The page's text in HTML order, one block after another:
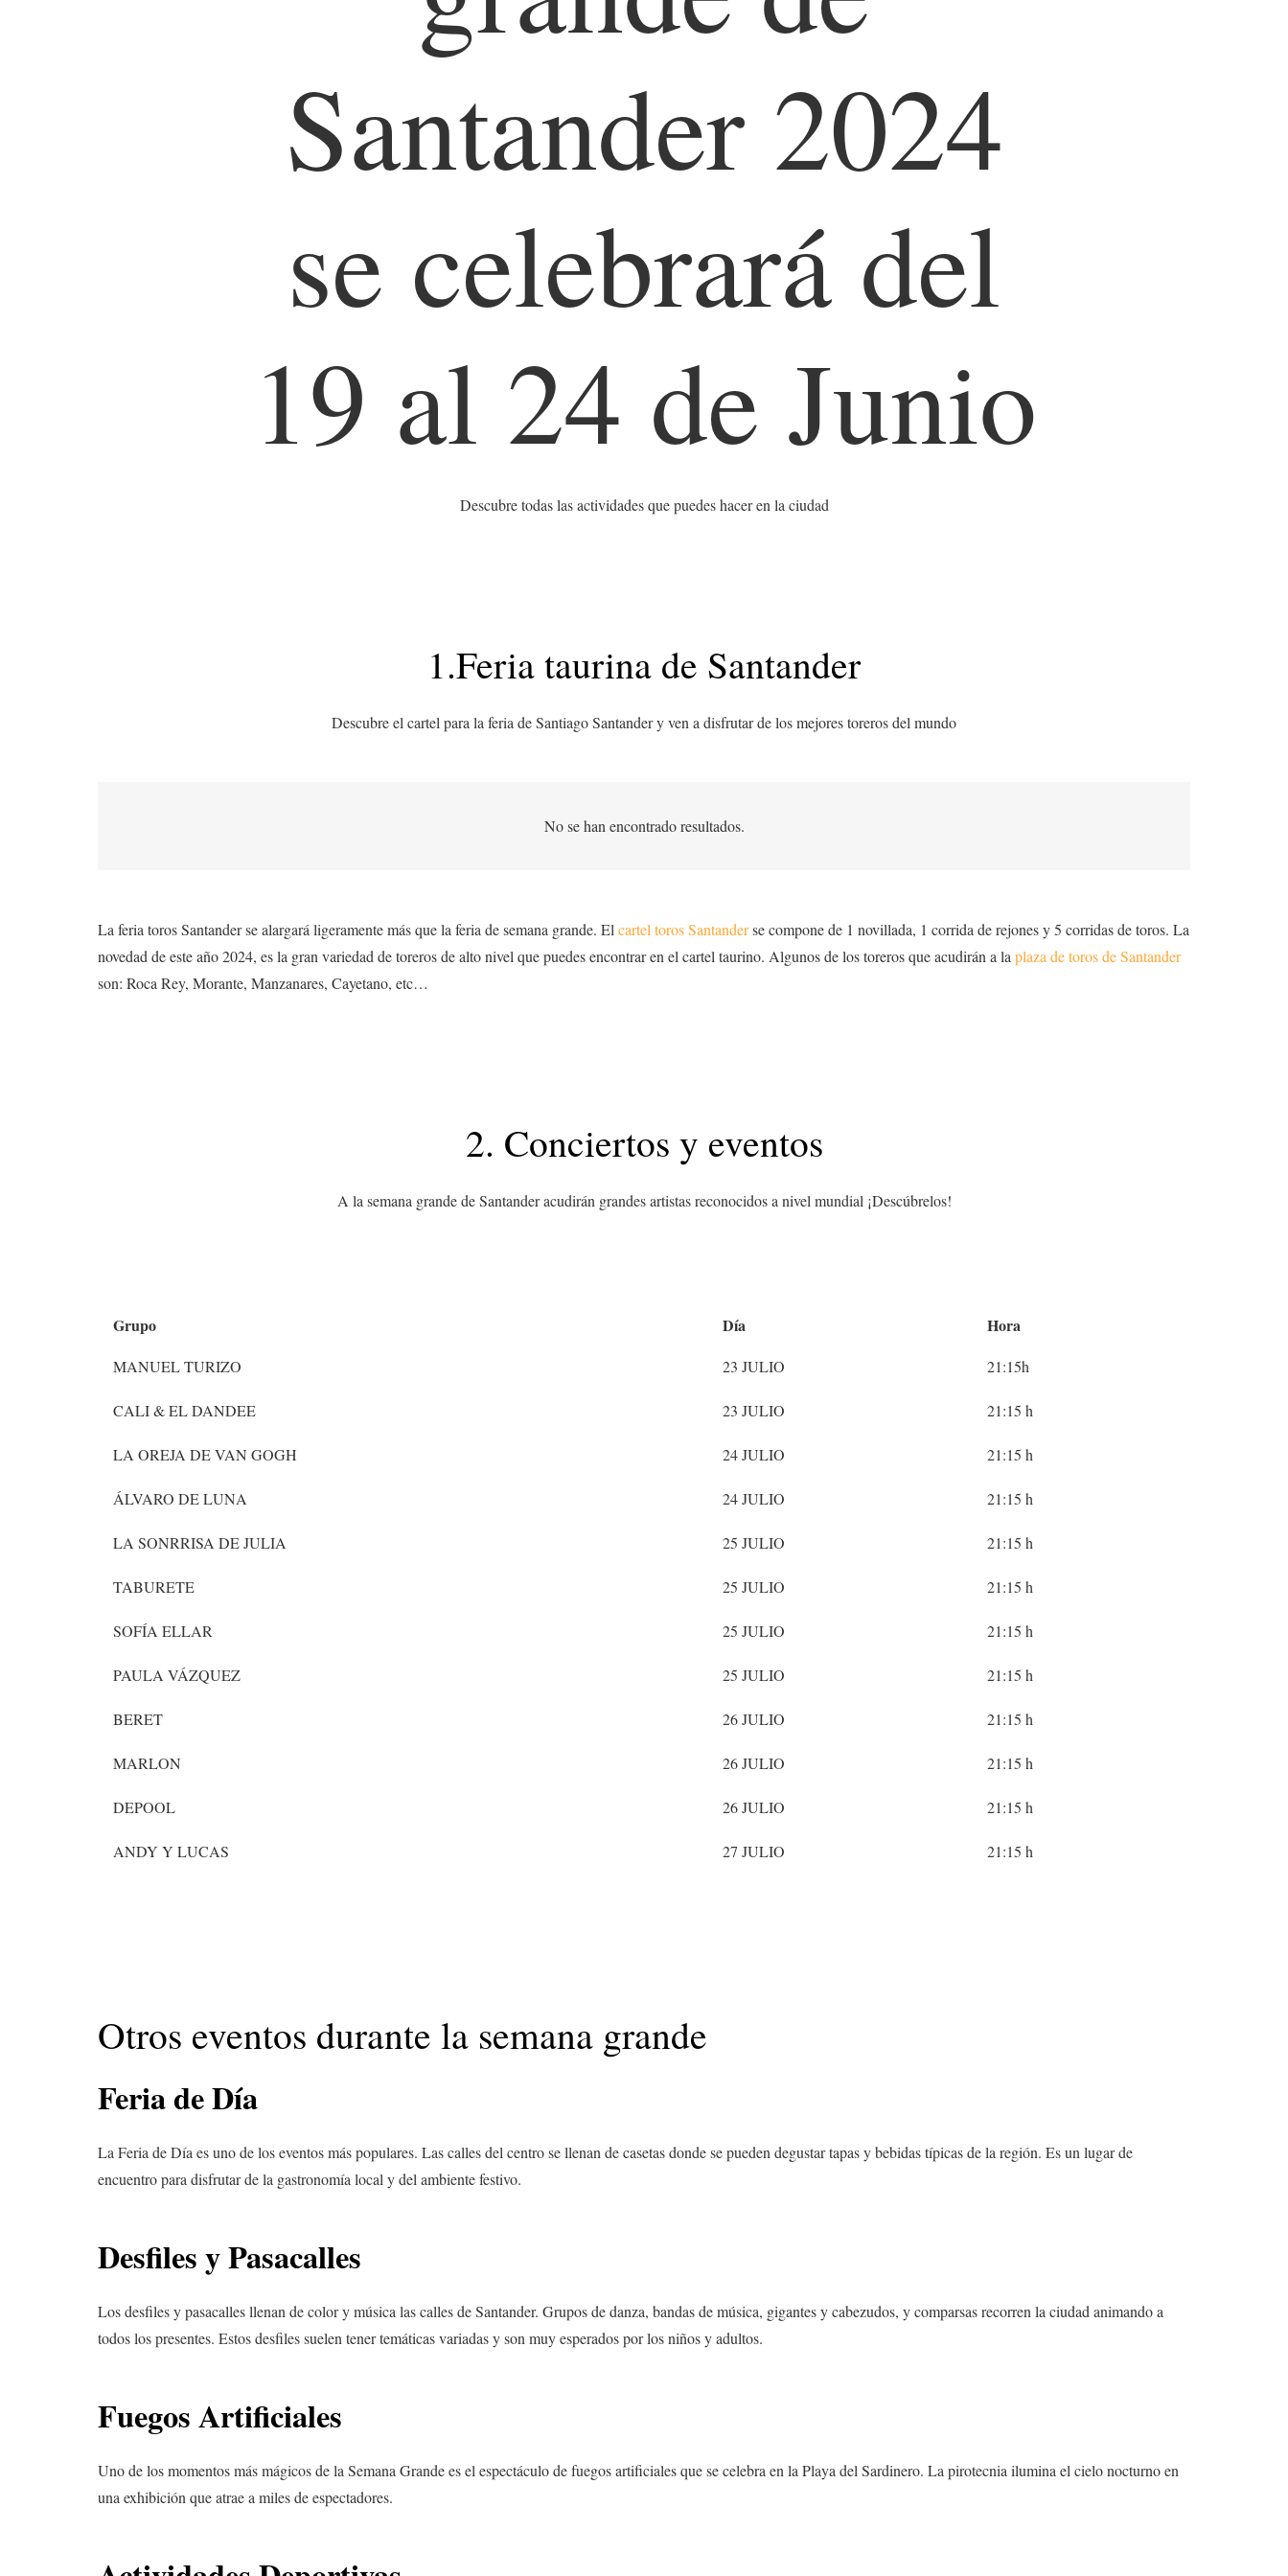
Santander 2024
se celebrará del
19 al 24 de Junio
Descubre todas las actividades que puedes hacer en la ciudad
1.Feria taurina de Santander
Descubre el cartel para la feria de Santiago Santander y ven a disfrutar de los mejores toreros del mundo
No se han encontrado resultados.
La feria toros Santander se alargará ligeramente más que la feria de semana grande. El cartel toros Santanderse compone de 1 novillada, 1 corrida de rejones y 5 corridas de toros. La
novedad de este año 2024, es la gran variedad de toreros de alto nivel que puedes encontrar en el cartel taurino. Algunos de los toreros que acudirán a la plaza de toros de Santander
son: Roca Rey, Morante, Manzanares, Cayetano, etc…
2. Conciertos y eventos
A la semana grande de Santander acudirán grandes artistas reconocidos a nivel mundial ¡Descúbrelos!
Grupo Día Hora
MANUEL TURIZO 23 JULIO 21:15h
CALI & EL DANDEE 23 JULIO 21:15 h
LA OREJA DE VAN GOGH 24 JULIO 21:15 h
ÁLVARO DE LUNA 24 JULIO 21:15 h
LA SONRRISA DE JULIA 25 JULIO 21:15 h
TABURETE 25 JULIO 21:15 h
SOFÍA ELLAR 25 JULIO 21:15 h
PAULA VÁZQUEZ 25 JULIO 21:15 h
BERET 26 JULIO 21:15 h
MARLON 26 JULIO 21:15 h
DEPOOL 26 JULIO 21:15 h
ANDY Y LUCAS 27 JULIO 21:15 h
Otros eventos durante la semana grande
Feria de Día
La Feria de Día es uno de los eventos más populares. Las calles del centro se llenan de casetas donde se pueden degustar tapas y bebidas típicas de la región. Es un lugar de
encuentro para disfrutar de la gastronomía local y del ambiente festivo.
Desfiles y Pasacalles
Los desfiles y pasacalles llenan de color y música las calles de Santander. Grupos de danza, bandas de música, gigantes y cabezudos, y comparsas recorren la ciudad animando a
todos los presentes. Estos desfiles suelen tener temáticas variadas y son muy esperados por los niños y adultos.
Fuegos Artificiales
Uno de los momentos más mágicos de la Semana Grande es el espectáculo de fuegos artificiales que se celebra en la Playa del Sardinero. La pirotecnia ilumina el cielo nocturno en
una exhibición que atrae a miles de espectadores.